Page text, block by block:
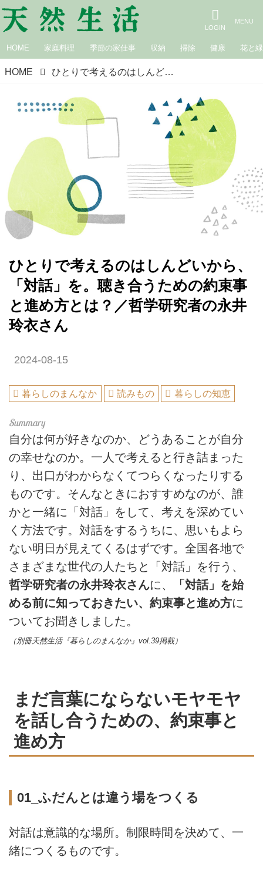
HOME 家庭料理 季節の家仕事 収納 掃除 健康 花と緑
HOME ひとりで考えるのはしんどいから、「対話」を。聴き合うための約束事と進め方とは？／哲学研究者の永井玲衣さん
ひとりで考えるのはしんどいから、
「対話」を。聴き合うための約束事
と進め方とは？／哲学研究者の永井
玲衣さん
2024-08-15
暮らしのまんなか 読みもの 暮らしの知恵
自分は何が好きなのか、どうあることが自分
の幸せなのか。一人で考えると行き詰まった
り、出口がわからなくてつらくなったりする
ものです。そんなときにおすすめなのが、誰
かと一緒に「対話」をして、考えを深めてい
く方法です。対話をするうちに、思いもよら
ない明日が見えてくるはずです。全国各地で
さまざまな世代の人たちと「対話」を行う、
哲学研究者の永井玲衣さんに、
「対話」を始
める前に知っておきたい、約束事と進め方に
ついてお聞きしました。
（別冊天然生活『暮らしのまんなか』 vol.39掲載）
まだ言葉にならないモヤモヤ
を話し合うための、約束事と
進め方
01_ふだんとは違う場をつくる
対話は意識的な場所。制限時間を決めて、一
緒につくるものです。